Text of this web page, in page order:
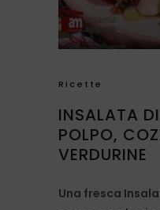
Ricette
INSALATA
POLPO,
VERDURINE
Una fresca